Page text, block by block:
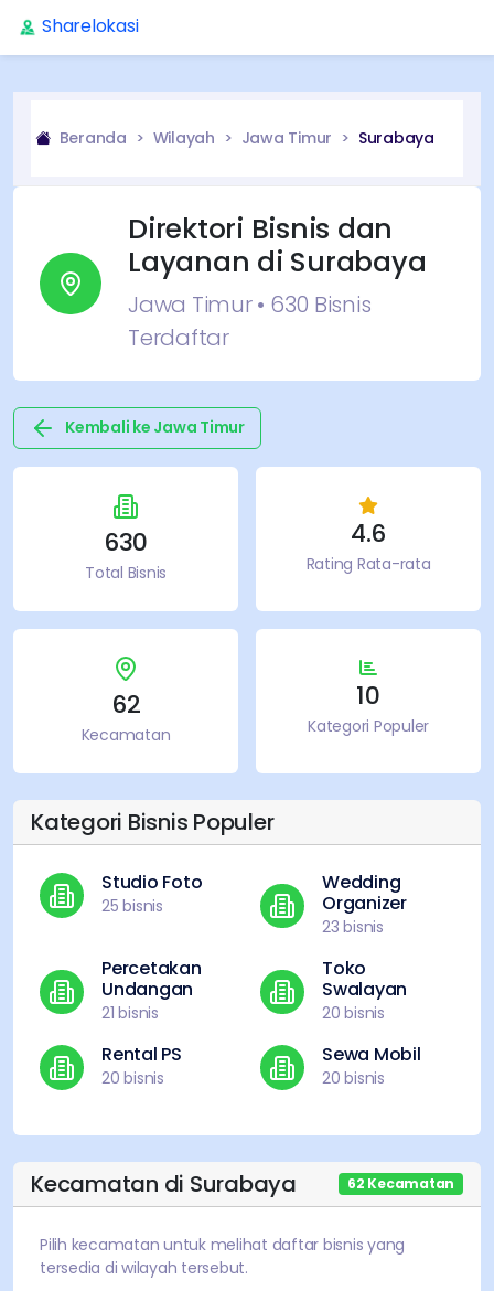
Sharelokasi
Beranda Wilayah Jawa Timur Surabaya
Direktori Bisnis dan
Layanan di Surabaya
Jawa Timur• 630 Bisnis
Terdaftar
Kembali ke Jawa Timur
630
Total Bisnis
4.6
Rating Rata-rata
62
Kecamatan
10
Kategori Populer
Kategori Bisnis Populer
Studio Foto
25 bisnis
Wedding
Organizer
23 bisnis
Percetakan
Undangan
21 bisnis
Toko
Swalayan
20 bisnis
Rental PS
20 bisnis
Sewa Mobil
20 bisnis
Kecamatan di Surabaya 62 Kecamatan
Pilih kecamatan untuk melihat daftar bisnis yang
tersedia di wilayah tersebut.